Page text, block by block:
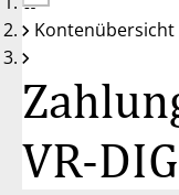
Keine
Konten
Kontenübersicht
VR-